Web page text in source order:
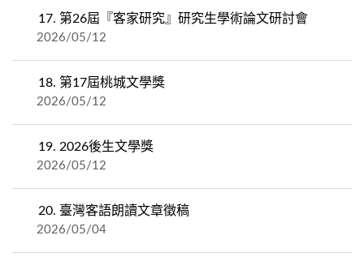
17. 第26屆『客家研究』研究生學術論文研討會
2026/05/12
18. 第17屆桃城文學獎
2026/05/12
19. 2026後生文學獎
2026/05/12
20. 臺灣客語朗讀文章徵稿
2026/05/04